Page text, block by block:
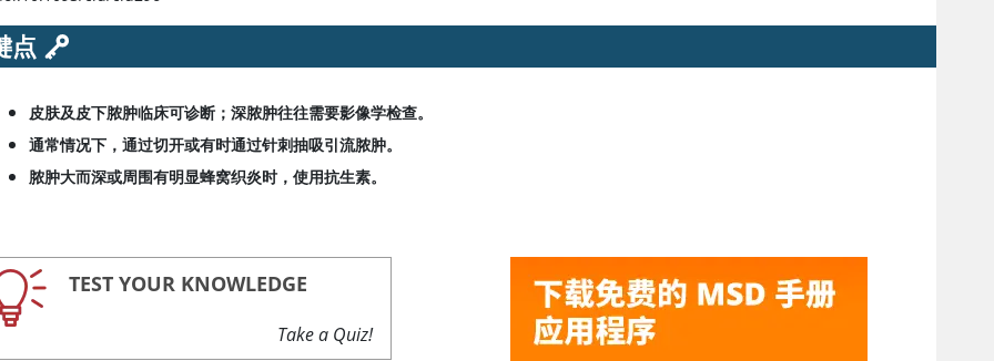
点
皮肤及皮下脓肿临床可诊断；深脓肿往往需要影像学检查。
通常情况下，通过切开或有时通过针刺抽吸引流脓肿。
脓肿大而深或周围有明显蜂窝织炎时，使用抗生素。
TEST YOUR KNOWLEDGE
Take a Quiz!